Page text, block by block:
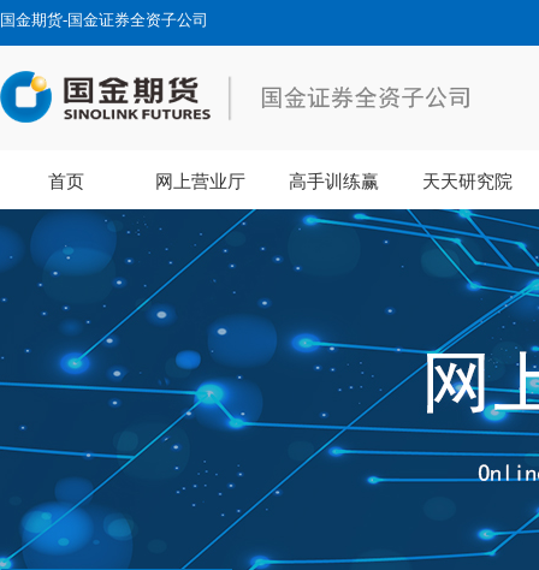
国金期货-国金证券全资子公司
首页 网上营业厅 高手训练赢 天天研究院